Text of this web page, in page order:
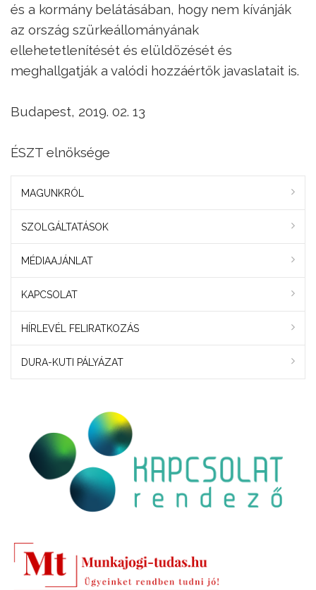
és a kormány belátásában, hogy nem kívánják
az ország szürkeállományának
ellehetetlenítését és elüldözését és
meghallgatják a valódi hozzáértők javaslatait is.
Budapest, 2019. 02. 13
ÉSZT elnöksége
MAGUNKRÓL
SZOLGÁLTATÁSOK
MÉDIAAJÁNLAT
KAPCSOLAT
HÍRLEVÉL FELIRATKOZÁS
DURA-KUTI PÁLYÁZAT